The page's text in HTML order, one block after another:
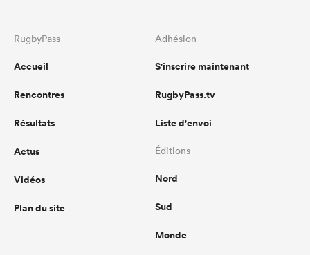
RugbyPass
Accueil
Rencontres
Résultats
Actus
Vidéos
Plan du site
Adhésion
S'inscrire maintenant
RugbyPass.tv
Liste d'envoi
Éditions
Nord
Sud
Monde